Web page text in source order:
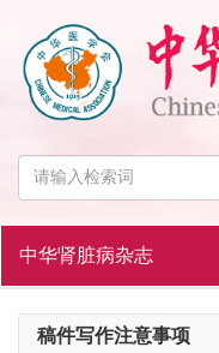
中华肾脏病杂志
稿件写作注意事项